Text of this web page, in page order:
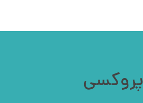
پروکسی